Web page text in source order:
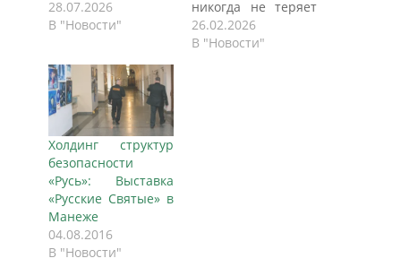
полтора месяца.
Ожидаются гости
тысяч участников,
десятки объектов
по всему городу. Но
безопасность
главных площадок
пока под вопросом:
аукцион на охрану
«Екатеринбург-
Экспо» и кампуса
УрФУ провалился.
Заказчик был готов
заплатить 91,4
28.07.2026
В "Новости"
никогда не теряет
своей остроты.
Особенно когда
26.02.2026
В "Новости"
Холдинг структур
безопасности
«Русь»: Выставка
«Русские Святые» в
Манеже
04.08.2016
В "Новости"